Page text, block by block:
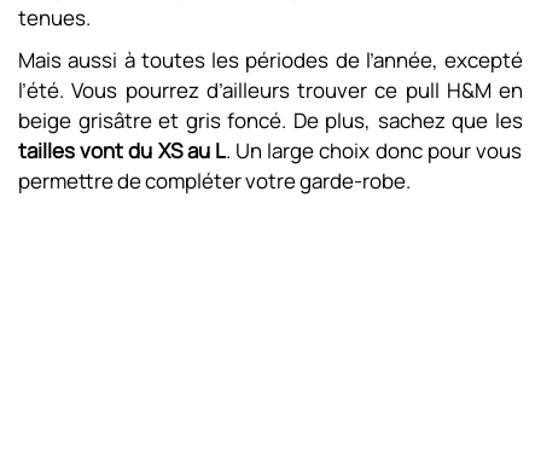
tenues.
Mais aussi à toutes les périodes de l’année, excepté
l’été. Vous pourrez d’ailleurs trouver ce pull H&M en
beige grisâtre et gris foncé. De plus, sachez que les
tailles vont du XS au L. Un large choix donc pour vous
permettre de compléter votre garde-robe.